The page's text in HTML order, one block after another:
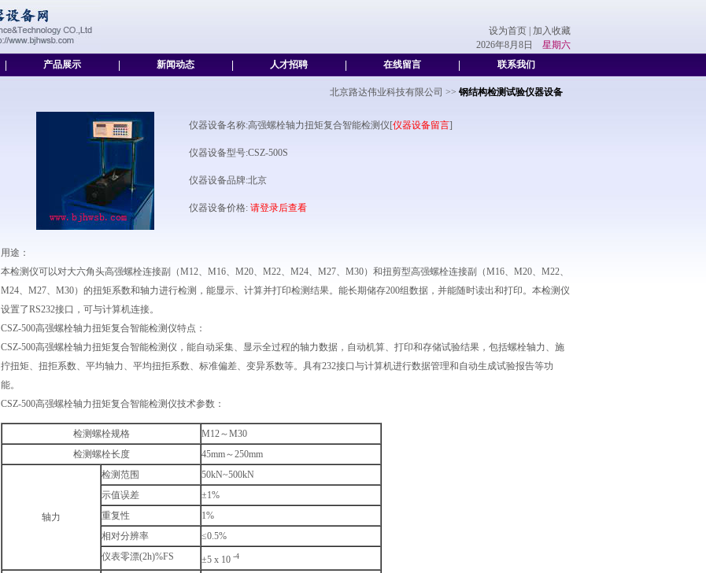
设为首页
加入收藏
2026年8月8日 星期六
产品展示 新闻动态 人才招聘 在线留言 联系我们
北京路达伟业科技有限公司 >> 钢结构检测试验仪器设备
仪器设备名称:高强螺栓轴力扭矩复合智能检测仪[仪器设备留言]
仪器设备型号:CSZ-500S
仪器设备品牌:北京
仪器设备价格: 请登录后查看
用途：
本检测仪可以对大六角头高强螺栓连接副（M12、M16、M20、M22、M24、M27、M30）和扭剪型高强螺栓连接副（M16、M20、M22、
M24、M27、M30）的扭矩系数和轴力进行检测，能显示、计算并打印检测结果。能长期储存200组数据，并能随时读出和打印。本检测仪
设置了RS232接口，可与计算机连接。
CSZ-500高强螺栓轴力扭矩复合智能检测仪特点：
CSZ-500高强螺栓轴力扭矩复合智能检测仪，能自动采集、显示全过程的轴力数据，自动机算、打印和存储试验结果，包括螺栓轴力、施
拧扭矩、扭拒系数、平均轴力、平均扭拒系数、标准偏差、变异系数等。具有232接口与计算机进行数据管理和自动生成试验报告等功
能。
CSZ-500高强螺栓轴力扭矩复合智能检测仪技术参数：
检测螺栓规格
M12～M30
检测螺栓长度
45mm～250mm
轴力
检测范围
50kN~500kN
示值误差
±1%
重复性
1%
相对分辨率
≤0.5%
仪表零漂(2h)%FS
±5 x 10 -4